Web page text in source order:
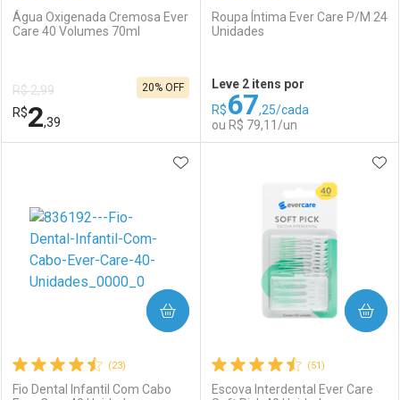
Comprar sem Desconto
Por R$ 3,67/cada
Comprar sem Desconto
Por R$ 3,67/cada
Comprar sem Desconto
Por R$ 4,29/cada
Comprar sem Desconto
Por R$ 4,29/cada
Água Oxigenada Cremosa Ever
Care 40 Volumes 70ml
R$ 2,99
R$2,39
20% OFF
Laboratório
Por Menos
Roupa Íntima Ever Care P/M 24
Unidades
Leve 2 itens por
R$67,25/cada
ou R$ 79,11/un
Laboratório
Por Menos
(23)
Fio Dental Infantil Com Cabo
ADICIONAR AOS FAVORITOS
COMPRAR
(51)
Escova Interdental Ever Care
COMPRAR